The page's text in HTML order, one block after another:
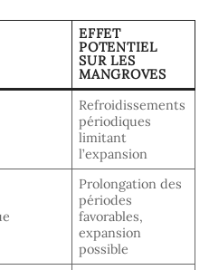
EFFET
POTENTIEL
SUR LES
MANGROVES
Refroidissements
périodiques
limitant
l’expansion
Prolongation des
périodes
favorables,
expansion
possible